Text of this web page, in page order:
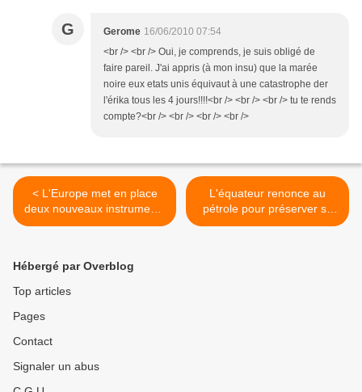
G Gerome 16/06/2010 07:54
<br /> <br /> Oui, je comprends, je suis obligé de
faire pareil. J'ai appris (à mon insu) que la marée
noire eux etats unis équivaut à une catastrophe der
l'érika tous les 4 jours!!!!<br /> <br /> <br /> tu te rends
compte?<br /> <br /> <br /> <br />
< L'Europe met en place
deux nouveaux instruments
pour préserver la
L'équateur renonce au
pétrole pour préserver sa
biodiversité!! >
Hébergé par Overblog
Top articles
Pages
Contact
Signaler un abus